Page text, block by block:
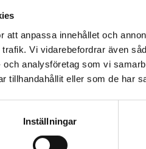
att anpassa innehållet och
Vi vidarebefordrar även
analysföretag som vi
tillhandahållit eller som de har
Inställningar
verkar som att du besöker
utanför Sverige. Vi erbjuder
För att kunna slutföra ett
vara i Sverige.